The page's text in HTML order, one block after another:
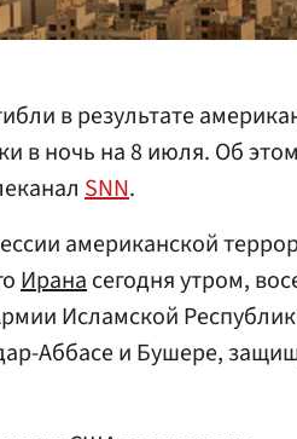
в результате
в ночь на 8 июля. Об
SNN.
американской
Иранасегодня утром,
Исламской
Аббасе и Бушере,